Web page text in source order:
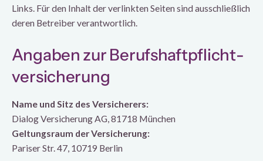
Links. Für den Inhalt der verlinkten Seiten sind ausschließlich
deren Betreiber verantwortlich.
Angaben zur Berufs­haftpflicht­
versicherung
Name und Sitz des Versicherers:
Dialog Versicherung AG, 81718 München
Geltungsraum der Versicherung:
Pariser Str. 47, 10719 Berlin